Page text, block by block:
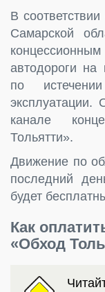
В
Самарской
автодороги на
по
эксплуатации.
канале
Тольятти».
Движение по
последний
будет
Как
«Обход